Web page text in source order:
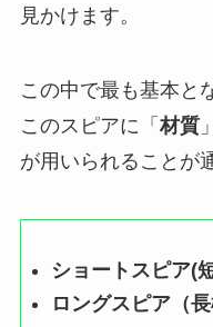
見かけます。
この中で最も基本と
このスピアに「材質
が用いられることが
ショートスピア(短
ロングスピア（長